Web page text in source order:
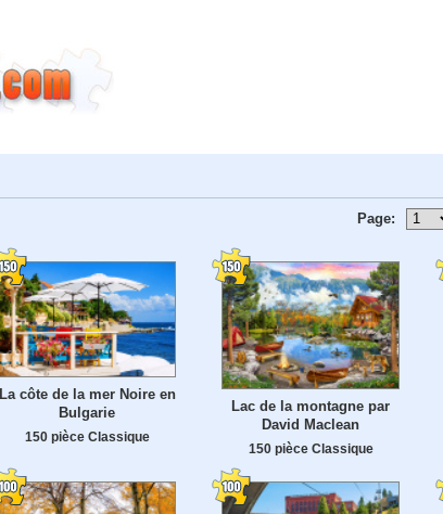
Page:
La côte de la mer Noire en
Bulgarie
150 pièce Classique
Lac de la montagne par
David Maclean
150 pièce Classique